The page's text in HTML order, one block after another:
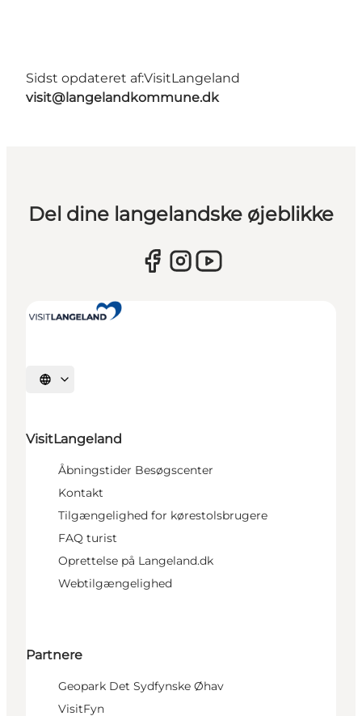
Sidst opdateret af:VisitLangeland
visit@langelandkommune.dk
Del dine langelandske øjeblikke
Vælg sprog
VisitLangeland
Åbningstider Besøgscenter
Kontakt
Tilgængelighed for kørestolsbrugere
FAQ turist
Oprettelse på Langeland.dk
Webtilgængelighed
Partnere
Geopark Det Sydfynske Øhav
VisitFyn